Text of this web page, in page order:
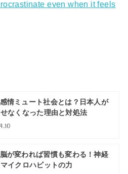
even when it feels
感情ミュート社会とは？日本人が
なくなった理由と対処法
脳が変われば習慣も変わる！神経
イクロハビットの力